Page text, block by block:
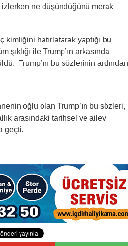
ne düşündüğünü merak
kimliğini hatırlatarak yaptığı bu
ile Trump’ın arkasında
Trump’ın bu sözlerinin ardından
oğlu olan Trump’ın bu sözleri,
arasındaki tarihsel ve ailevi
geçti.